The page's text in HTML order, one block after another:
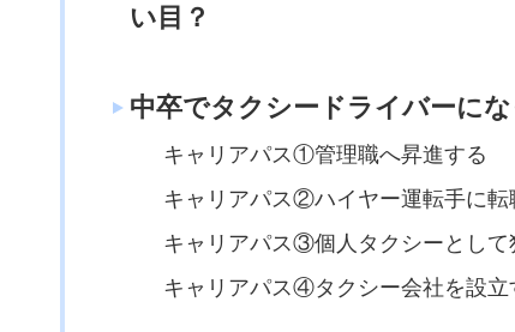
い目？
中卒でタクシードライバーに
キャリアパス①管理職へ昇進する
キャリアパス②ハイヤー運転手に転
キャリアパス③個人タクシーとして
キャリアパス④タクシー会社を設立